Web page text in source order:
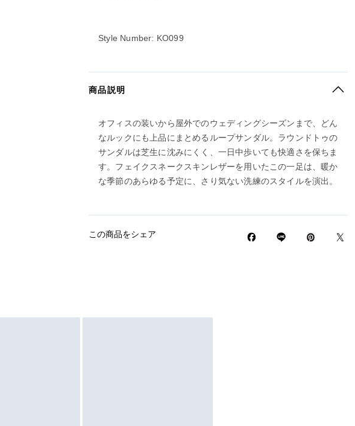
Style Number: KO099
商品説明
オフィスの装いから屋外でのウェディングシーズンまで、どん
なルックにも上品にまとめるループサンダル。ラウンドトゥの
サンダルは芝生に沈みにくく、一日中歩いても快適さを保ちま
す。フェイクスネークスキンレザーを用いたこの一足は、暖か
な季節のあらゆる予定に、さり気ない洗練のスタイルを演出。
この商品をシェア